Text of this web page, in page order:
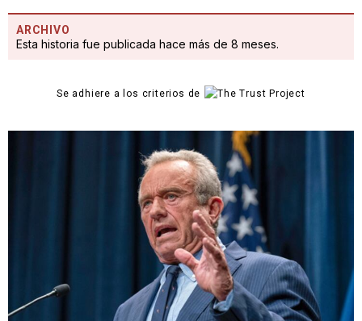
ARCHIVO
Esta historia fue publicada hace más de 8 meses.
Se adhiere a los criterios de